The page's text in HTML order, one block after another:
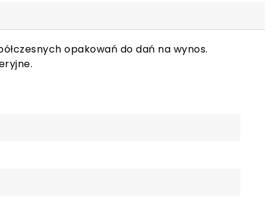
opakowań do dań na wynos.